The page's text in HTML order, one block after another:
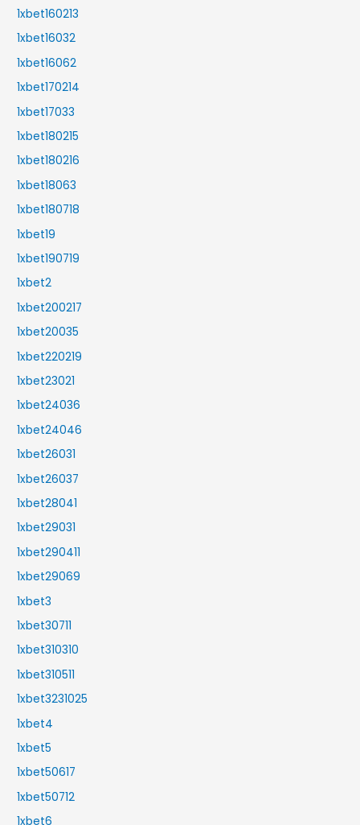
1xbet160213
1xbet16032
1xbet16062
1xbet170214
1xbet17033
1xbet180215
1xbet180216
1xbet18063
1xbet180718
1xbet19
1xbet190719
1xbet2
1xbet200217
1xbet20035
1xbet220219
1xbet23021
1xbet24036
1xbet24046
1xbet26031
1xbet26037
1xbet28041
1xbet29031
1xbet290411
1xbet29069
1xbet3
1xbet30711
1xbet310310
1xbet310511
1xbet3231025
1xbet4
1xbet5
1xbet50617
1xbet50712
1xbet6